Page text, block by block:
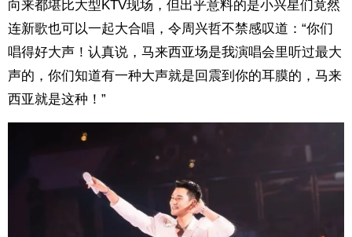
向来都堪比大型KTV现场，但出乎意料的是小兴星们竟然
连新歌也可以一起大合唱，令周兴哲不禁感叹道：“你们
唱得好大声！认真说，马来西亚场是我演唱会里听过最大
声的，你们知道有一种大声就是回震到你的耳膜的，马来
西亚就是这种！”